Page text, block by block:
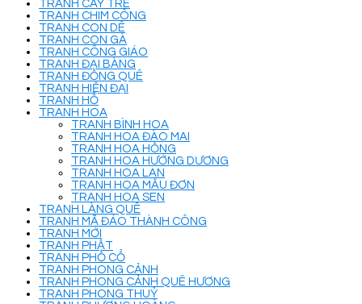
TRANH CÂY TRE
TRANH CHIM CÔNG
TRANH CON DÊ
TRANH CON GÀ
TRANH CÔNG GIÁO
TRANH ĐẠI BÀNG
TRANH ĐỒNG QUÊ
TRANH HIỆN ĐẠI
TRANH HỔ
TRANH HOA
TRANH BÌNH HOA
TRANH HOA ĐÀO MAI
TRANH HOA HỒNG
TRANH HOA HƯỚNG DƯƠNG
TRANH HOA LAN
TRANH HOA MẪU ĐƠN
TRANH HOA SEN
TRANH LÀNG QUÊ
TRANH MÃ ĐÁO THÀNH CÔNG
TRANH MỚI
TRANH PHẬT
TRANH PHỐ CỔ
TRANH PHONG CẢNH
TRANH PHONG CẢNH QUÊ HƯƠNG
TRANH PHONG THUỶ